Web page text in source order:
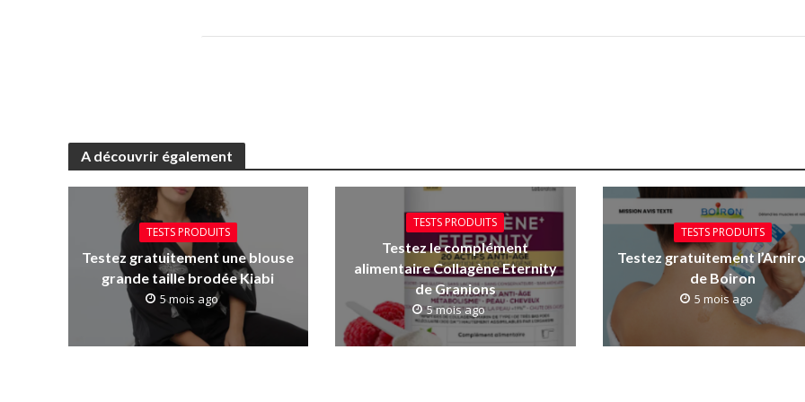
A découvrir également
TESTS PRODUITS
Testez gratuitement une blouse
grande taille brodée Kiabi
5 mois ago
TESTS PRODUITS
Testez le complément
alimentaire Collagène Eternity
de Granions
5 mois ago
TESTS PRODUITS
Testez gratuitement
de Boiron
5 mois ago